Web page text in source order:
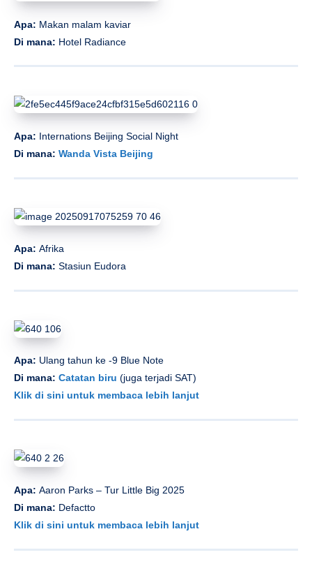
Apa: Makan malam kaviar
Di mana: Hotel Radiance
Apa: Internations Beijing Social Night
Di mana: Wanda Vista Beijing
Apa: Afrika
Di mana: Stasiun Eudora
Apa: Ulang tahun ke -9 Blue Note
Di mana: Catatan biru (juga terjadi SAT)
Klik di sini untuk membaca lebih lanjut
Apa: Aaron Parks – Tur Little Big 2025
Di mana: Defactto
Klik di sini untuk membaca lebih lanjut